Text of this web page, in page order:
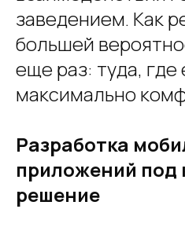
заведением. Как
большей
еще раз: туда,
максимально
Разработка
приложений под
решение